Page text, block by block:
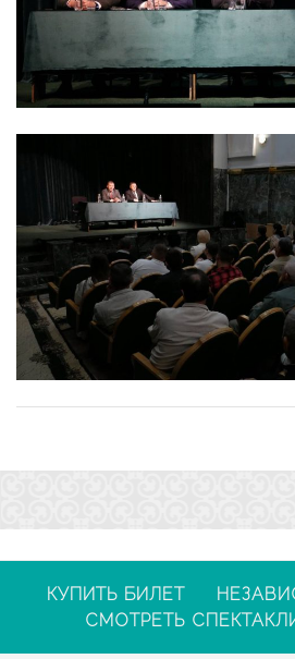
КУПИТЬ БИЛЕТ
СМОТРЕТЬ